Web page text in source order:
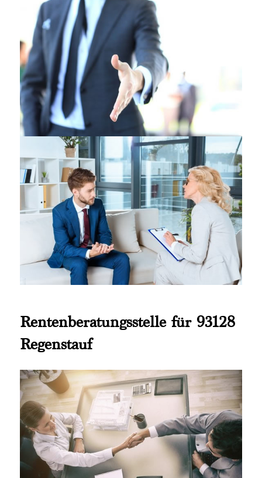
Rentenberatungsstelle für 93128
Regenstauf